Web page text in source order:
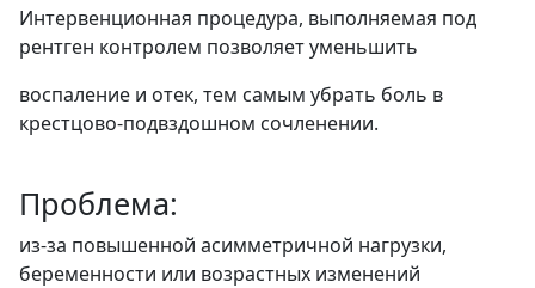
Интервенционная процедура, выполняемая под
рентген контролем позволяет уменьшить
воспаление и отек, тем самым убрать боль в
крестцово-подвздошном сочленении.
Проблема:
из-за повышенной асимметричной нагрузки,
беременности или возрастных изменений